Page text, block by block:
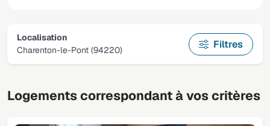
Localisation
Charenton-le-Pont (94220)
Filtres
Logements correspondant à vos critères